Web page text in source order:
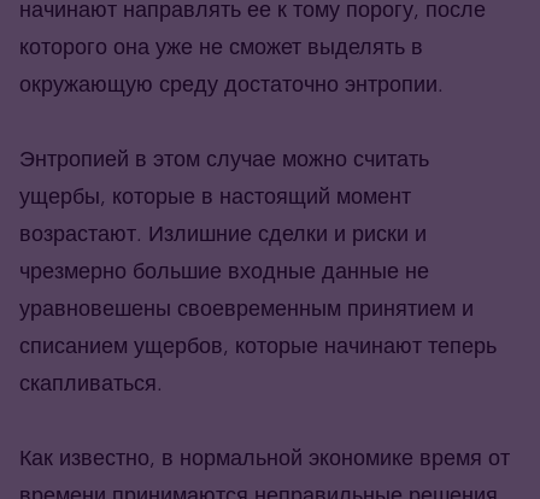
начинают направлять ее к тому порогу, после
которого она уже не сможет выделять в
окружающую среду достаточно энтропии.
Энтропией в этом случае можно считать
ущербы, которые в настоящий момент
возрастают. Излишние сделки и риски и
чрезмерно большие входные данные не
уравновешены своевременным принятием и
списанием ущербов, которые начинают теперь
скапливаться.
Как известно, в нормальной экономике время от